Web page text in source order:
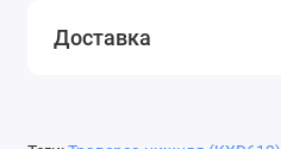
Доставка